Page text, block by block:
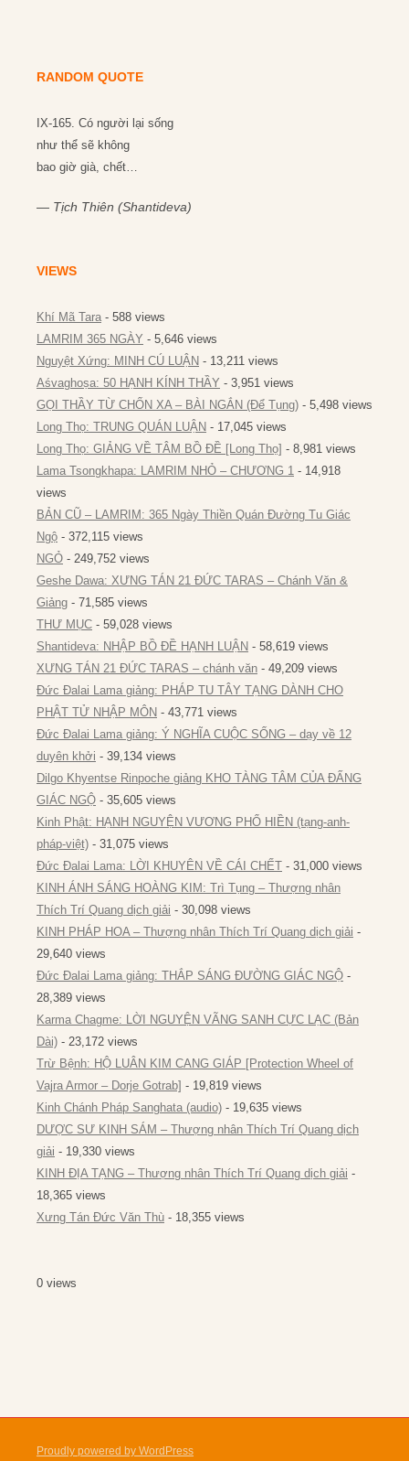
RANDOM QUOTE
IX-165. Có người lại sống
như thể sẽ không
bao giờ già, chết…
— Tịch Thiên (Shantideva)
VIEWS
Khí Mã Tara - 588 views
LAMRIM 365 NGÀY - 5,646 views
Nguyệt Xứng: MINH CÚ LUẬN - 13,211 views
Aśvaghoṣa: 50 HẠNH KÍNH THẦY - 3,951 views
GỌI THẦY TỪ CHỐN XA – BÀI NGẮN (Để Tụng) - 5,498 views
Long Thọ: TRUNG QUÁN LUẬN - 17,045 views
Long Thọ: GIẢNG VỀ TÂM BỒ ĐỀ [Long Thọ] - 8,981 views
Lama Tsongkhapa: LAMRIM NHỎ – CHƯƠNG 1 - 14,918
views
BẢN CŨ – LAMRIM: 365 Ngày Thiền Quán Đường Tu Giác
Ngộ - 372,115 views
NGỎ - 249,752 views
Geshe Dawa: XƯNG TÁN 21 ĐỨC TARAS – Chánh Văn &
Giảng - 71,585 views
THƯ MỤC - 59,028 views
Shantideva: NHẬP BỒ ĐỀ HẠNH LUẬN - 58,619 views
XƯNG TÁN 21 ĐỨC TARAS – chánh văn - 49,209 views
Đức Đalai Lama giảng: PHÁP TU TÂY TẠNG DÀNH CHO
PHẬT TỬ NHẬP MÔN - 43,771 views
Đức Đalai Lama giảng: Ý NGHĨA CUỘC SỐNG – dạy về 12
duyên khởi - 39,134 views
Dilgo Khyentse Rinpoche giảng KHO TÀNG TÂM CỦA ĐẤNG
GIÁC NGỘ - 35,605 views
Kinh Phật: HẠNH NGUYỆN VƯƠNG PHỔ HIỀN (tạng-anh-
pháp-việt) - 31,075 views
Đức Đalai Lama: LỜI KHUYÊN VỀ CÁI CHẾT - 31,000 views
KINH ÁNH SÁNG HOÀNG KIM: Trì Tụng – Thượng nhân
Thích Trí Quang dịch giải - 30,098 views
KINH PHÁP HOA – Thượng nhân Thích Trí Quang dịch giải -
29,640 views
Đức Đalai Lama giảng: THẮP SÁNG ĐƯỜNG GIÁC NGỘ -
28,389 views
Karma Chagme: LỜI NGUYỆN VÃNG SANH CỰC LẠC (Bản
Dài) - 23,172 views
Trừ Bệnh: HỘ LUÂN KIM CANG GIÁP [Protection Wheel of
Vajra Armor – Dorje Gotrab] - 19,819 views
Kinh Chánh Pháp Sanghata (audio) - 19,635 views
DƯỢC SƯ KINH SÁM – Thượng nhân Thích Trí Quang dịch
giải - 19,330 views
KINH ĐỊA TẠNG – Thượng nhân Thích Trí Quang dịch giải -
18,365 views
Xưng Tán Đức Văn Thù - 18,355 views
0 views
Proudly powered by WordPress